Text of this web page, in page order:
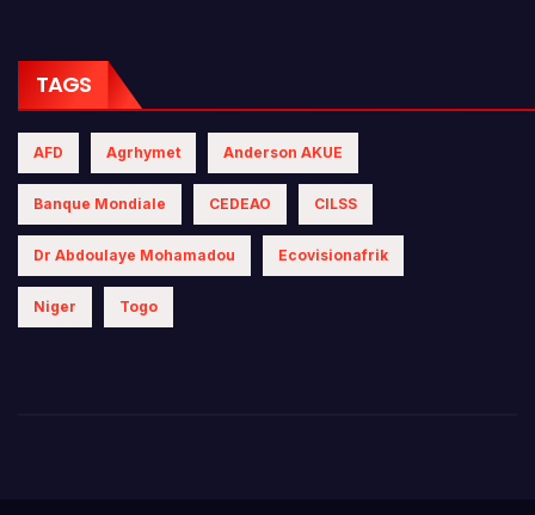
TAGS
AFD Agrhymet Anderson AKUE
Banque Mondiale CEDEAO CILSS
Dr Abdoulaye Mohamadou Ecovisionafrik
Niger Togo